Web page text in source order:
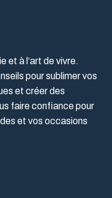
et à l’art de vivre.
pour sublimer vos
et créer des
faire confiance pour
et vos occasions